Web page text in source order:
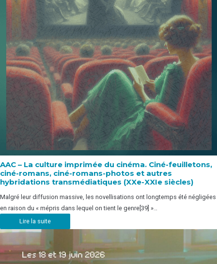
AAC – La culture imprimée du cinéma. Ciné-feuilletons,
ciné-romans, ciné-romans-photos et autres
hybridations transmédiatiques (XXe-XXIe siècles)
Malgré leur diffusion massive, les novellisations ont longtemps été négligées
en raison du « mépris dans lequel on tient le genre[39] »…
Lire la suite